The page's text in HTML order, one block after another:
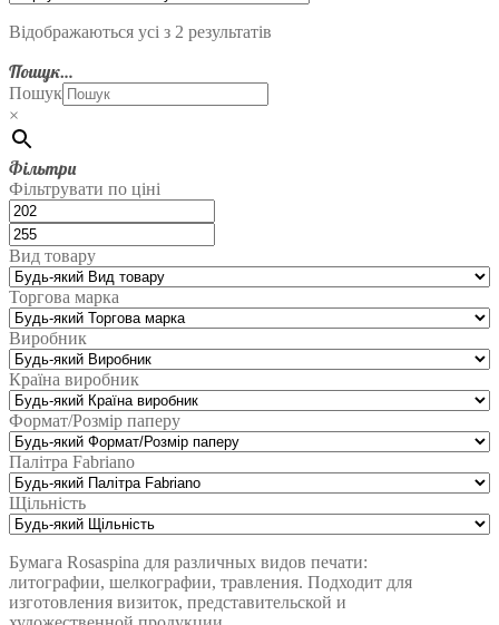
Відображаються усі з 2 результатів
Пошук…
Пошук
×
Фільтри
Фільтрувати по ціні
Вид товару
Торгова марка
Виробник
Країна виробник
Формат/Розмір паперу
Палітра Fabriano
Щільність
Бумага Rosaspina для различных видов печати:
литографии, шелкографии, травления. Подходит для
изготовления визиток, представительской и